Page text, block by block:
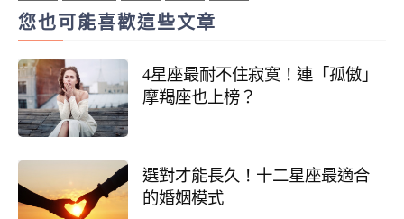
您也可能喜歡這些文章
4星座最耐不住寂寞！連「孤傲」
摩羯座也上榜？
選對才能長久！十二星座最適合
的婚姻模式